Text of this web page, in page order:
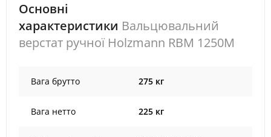
Основні
характеристики Вальцювальний
верстат ручної Holzmann RBM 1250M
Вага брутто 275 кг
Вага нетто 225 кг